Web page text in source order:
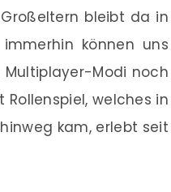
bleibt da in
können uns
Modi noch
welches in
kam, erlebt seit